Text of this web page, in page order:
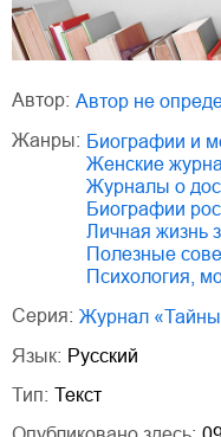
Автор:
Автор не
Жанры:
биографии и
женские
журналы о
биографии
личная жизнь
полезные
психология,
Серия:
Журнал
Язык: Русский
Тип: Текст